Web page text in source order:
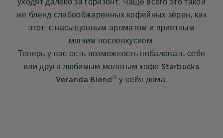
уходят далеко за горизонт. Чаще всего это такой
же бленд слабообжаренных кофейных зёрен, как
этот: с насыщенным ароматом и приятным
мягким послевкусием.
Теперь у вас есть возможность побаловать себя
или друга любимым молотым кофе Starbucks
Veranda Blend ® у себя дома.